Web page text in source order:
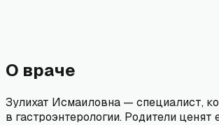
О враче
Зулихат Исмаиловна — специалист,
в гастроэнтерологии. Родители